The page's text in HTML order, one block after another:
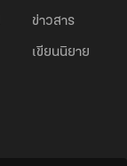
ข่าวสาร
เขียนนิยาย